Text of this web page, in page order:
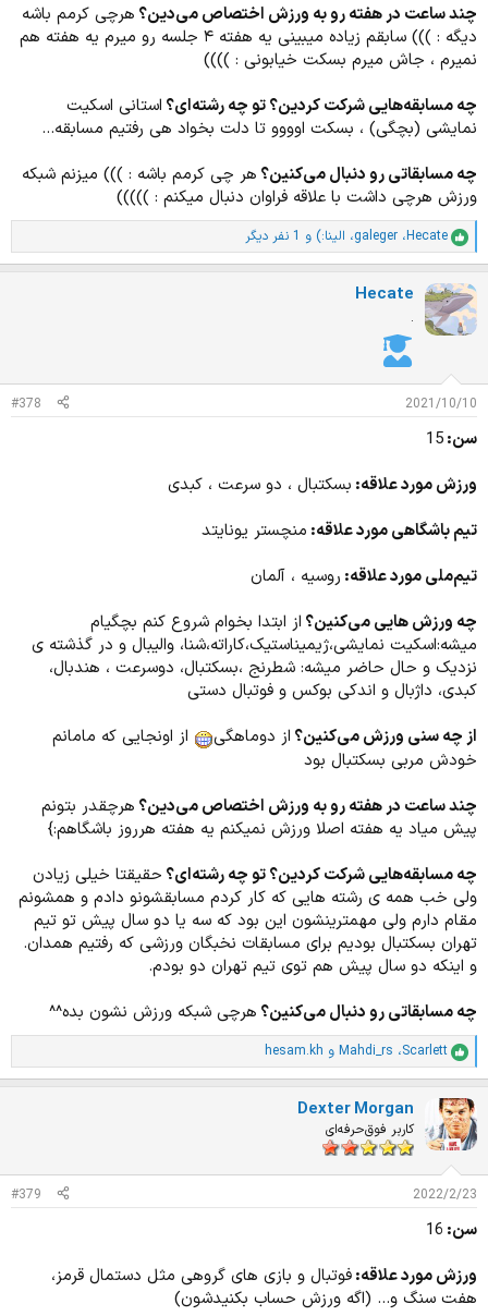
چند ساعت در هفته رو به ورزش اختصاص می‌دین؟ هرچی کرمم باشه
دیگه : ))) سابقم زیاده میبینی یه هفته ۴ جلسه رو میرم یه هفته هم
نمیرم ، جاش میرم بسکت خیابونی : ))))
چه مسابقه‌هایی شرکت کردین؟ تو چه رشته‌ای؟ استانی اسکیت
نمایشی (بچگی) ، بسکت اوووو تا دلت بخواد هی رفتیم مسابقه...
چه مسابقاتی رو دنبال می‌کنین؟ هر چی کرمم باشه : ))) میزنم شبکه
ورزش هرچی داشت با علاقه فراوان دنبال میکنم : )))))
ا
م
ی
ا
ز
:
Hecate، galeger، الینا:) و 1 نفر دیگر
Hecate
.
2021/10/10
#378
سن:15
ورزش مورد علاقه: بسکتبال ، دو سرعت ، کبدی
تیم باشگاهی مورد علاقه: منچستر یونایتد
تیم‌ملی مورد علاقه: روسیه ، آلمان
چه ورزش هایی می‌کنین؟ از ابتدا بخوام شروع کنم بچگیام
میشه:اسکیت نمایشی،ژیمیناستیک،کاراته،شنا، والیبال و در گذشته ی
نزدیک و حال حاضر میشه: شطرنج ،بسکتبال، دوسرعت ، هندبال،
کبدی، داژبال و اندکی بوکس و فوتبال دستی
از چه سنی ورزش می‌کنین؟ از دوماهگی
از اونجایی که مامانم
خودش مربی بسکتبال بود
چند ساعت در هفته رو به ورزش اختصاص می‌دین؟ هرچقدر بتونم
پیش میاد یه هفته اصلا ورزش نمیکنم یه هفته هرروز باشگاهم:}
چه مسابقه‌هایی شرکت کردین؟ تو چه رشته‌ای؟ حقیقتا خیلی زیادن
ولی خب همه ی رشته هایی که کار کردم مسابقشونو دادم و همشونم
مقام دارم ولی مهمترینشون این بود که سه یا دو سال پیش تو تیم
تهران بسکتبال بودیم برای مسابقات نخبگان ورزشی که رفتیم همدان.
و اینکه دو سال پیش هم توی تیم تهران دو بودم.
چه مسابقاتی رو دنبال می‌کنین؟ هرچی شبکه ورزش نشون بده^^
ا
م
ی
ا
ز
ت
:
Scarlett، Mahdi_rs و hesam.kh
Dexter Morgan
کاربر فوق‌حرفه‌ای
2022/2/23
#379
سن: 16
ورزش مورد علاقه:فوتبال و بازی های گروهی مثل دستمال قرمز،
هفت سنگ و... (اگه ورزش حساب بکنیدشون)